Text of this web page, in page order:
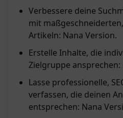
Verbessere deine
mit
Artikeln: Nana Version.
Erstelle Inhalte, die
Zielgruppe ansprechen:
Lasse professionelle,
verfassen, die deinen
entsprechen: Nana